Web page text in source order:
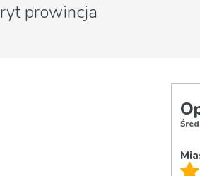
prowincja